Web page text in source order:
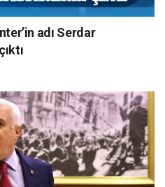
adı Serdar